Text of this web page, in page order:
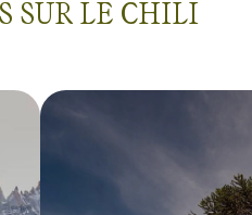
SUR LE CHILI